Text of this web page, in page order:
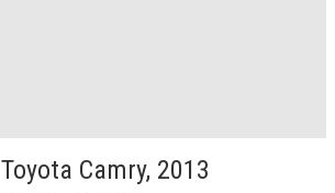
Toyota Camry, 2013